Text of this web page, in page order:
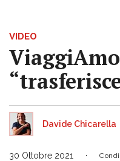
VIDEO
Davide Chicarella
30 Ottobre 2021